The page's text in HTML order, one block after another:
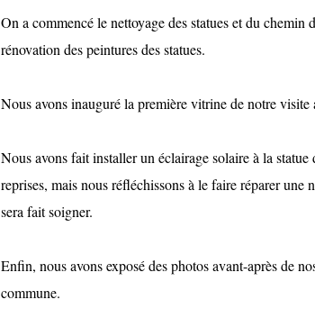
On a commencé le nettoyage des statues et du chemin
rénovation des peintures des statues.
Nous avons inauguré la première vitrine de notre visite
Nous avons fait installer un éclairage solaire à la
reprises, mais nous réfléchissons à le faire réparer une
sera fait soigner.
Enfin, nous avons exposé des photos avant-après de
commune.